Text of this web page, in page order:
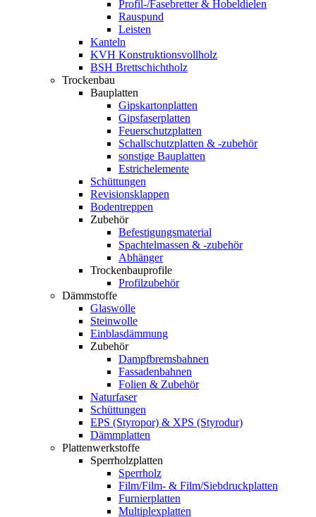
Profil-/Fasebretter & Hobeldielen
Rauspund
Leisten
Kanteln
KVH Konstruktionsvollholz
BSH Brettschichtholz
Trockenbau
Bauplatten
Gipskartonplatten
Gipsfaserplatten
Feuerschutzplatten
Schallschutzplatten & -zubehör
sonstige Bauplatten
Estrichelemente
Schüttungen
Revisionsklappen
Bodentreppen
Zubehör
Befestigungsmaterial
Spachtelmassen & -zubehör
Abhänger
Trockenbauprofile
Profilzubehör
Dämmstoffe
Glaswolle
Steinwolle
Einblasdämmung
Zubehör
Dampfbremsbahnen
Fassadenbahnen
Folien & Zubehör
Naturfaser
Schüttungen
EPS (Styropor) & XPS (Styrodur)
Dämmplatten
Plattenwerkstoffe
Sperrholzplatten
Sperrholz
Film/Film- & Film/Siebdruckplatten
Furnierplatten
Multiplexplatten